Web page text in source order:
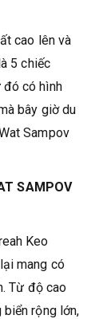
cao lên và
5 chiếc
đó có hình
bây giờ du
Sampov
SAMPOV
Keo
mang có
Từ độ cao
biển rộng lớn,